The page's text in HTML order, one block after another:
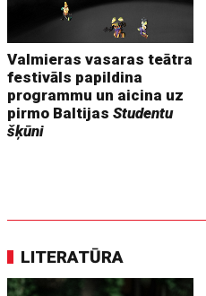
Valmieras vasaras teātra
festivāls papildina
programmu un aicina uz
pirmo BaltijasStudentu
šķūni
LITERATŪRA